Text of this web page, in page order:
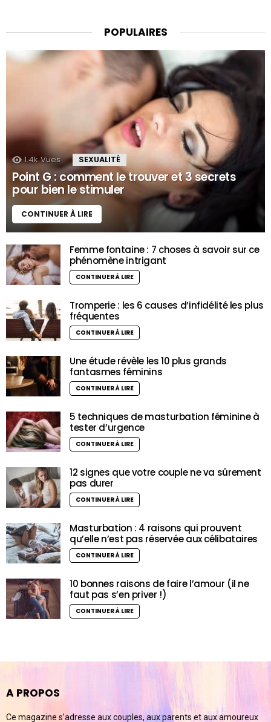
POPULAIRES
1.4k Vues SEXUALITÉ
Point G : comment le trouver et 3 secrets
pour bien le stimuler
CONTINUER À LIRE
Femme fontaine : 7 choses à savoir sur ce
phénomène intrigant
CONTINUER À LIRE
Tromperie : les 6 causes d’infidélité les plus
fréquentes
CONTINUER À LIRE
Une étude révèle les 10 plus grands
fantasmes féminins
CONTINUER À LIRE
5 techniques de masturbation féminine à
tester d’urgence
CONTINUER À LIRE
12 signes que votre couple ne va sûrement
pas durer
CONTINUER À LIRE
Masturbation : 4 raisons qui prouvent
qu’elle n’est pas réservée aux célibataires
CONTINUER À LIRE
10 bonnes raisons de faire l’amour (il ne
faut pas s’en priver !)
CONTINUER À LIRE
A PROPOS
Ce magazine s’adresse aux couples, aux parents et aux amoureux